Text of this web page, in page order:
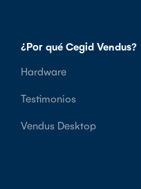
¿Por qué Cegid Vendus?
Hardware
Testimonios
Vendus Desktop